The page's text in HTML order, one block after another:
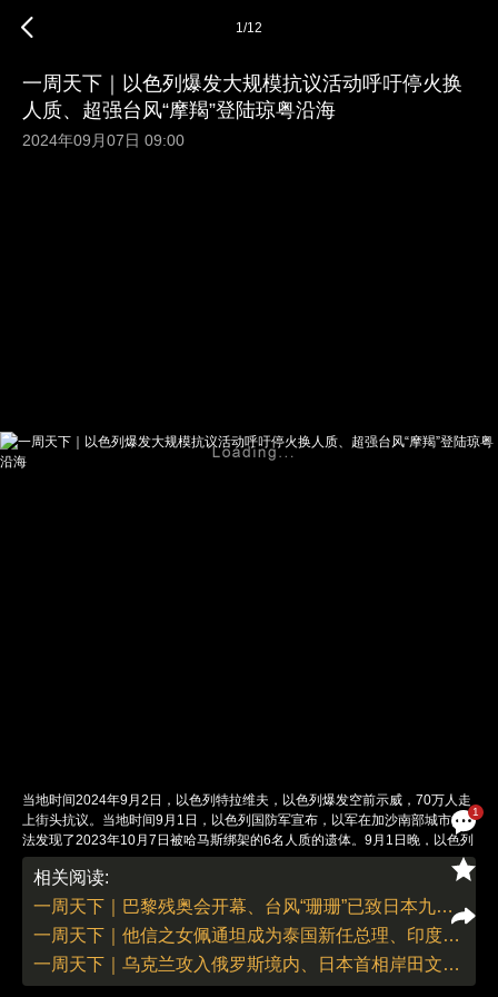
1
1/12
一周天下｜以色列爆发大规模抗议活动呼吁停火换
人质、超强台风“摩羯”登陆琼粤沿海
2024年09月07日 09:00
当地时间2024年9月2日，以色列特拉维夫，以色列爆发空前示威，70万人走
上街头抗议。当地时间9月1日，以色列国防军宣布，以军在加沙南部城市拉
法发现了2023年10月7日被哈马斯绑架的6名人质的遗体。9月1日晚，以色列
多地爆发了大规模街头游行示威活动。抗议者要求以色列政府尽快与哈马斯达
成停火协议，从而解救剩余人质。据美国国家有线电视新闻网（CNN）援
引“被扣押人质与失踪者家属论坛”的说法报道，以色列此次大规模抗议示威活
动的参与者规模，至少达到70万人。其中，特拉维夫预计有55万人参与抗
议。美联社报道称，这可能是加沙战争爆发近一年来，以色列境内最大规模的
一次民众抗议活动。图：视觉中国
责任编辑：董德 | 版面编辑：刘青
相关阅读:
一周天下｜巴黎残奥会开幕、台风“珊珊”已致日本九州4死1失踪
一周天下｜他信之女佩通坦成为泰国新任总理、印度女实习医生遭奸杀引发百万医生罢工抗议
一周天下｜乌克兰攻入俄罗斯境内、日本首相岸田文雄退选